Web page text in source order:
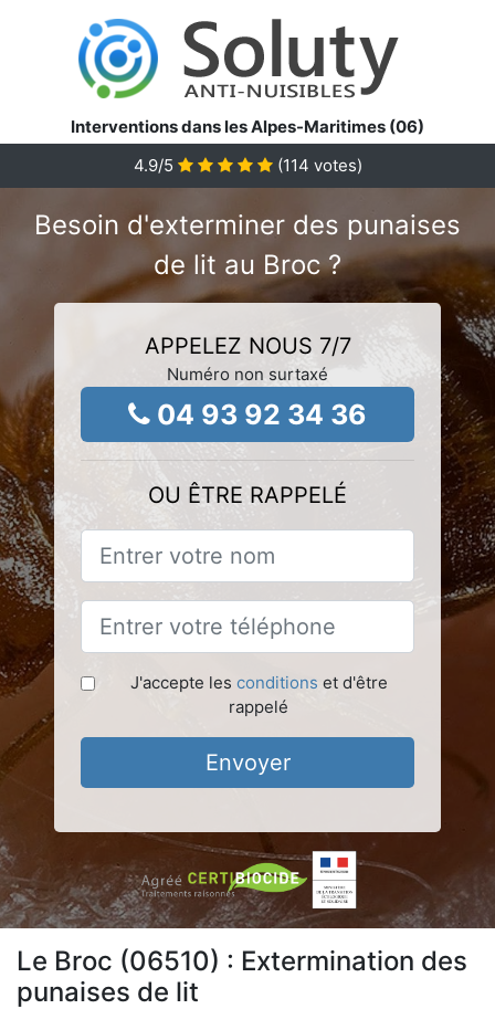
Interventions dans les Alpes-Maritimes (06)
4.9/5 (114 votes)
Besoin d'exterminer des punaises
de lit au Broc ?
APPELEZ NOUS 7/7
Numéro non surtaxé
04 93 92 34 36
OU ÊTRE RAPPELÉ
J'accepte les conditions et d'être
rappelé
Envoyer
Le Broc (06510) : Extermination des
punaises de lit